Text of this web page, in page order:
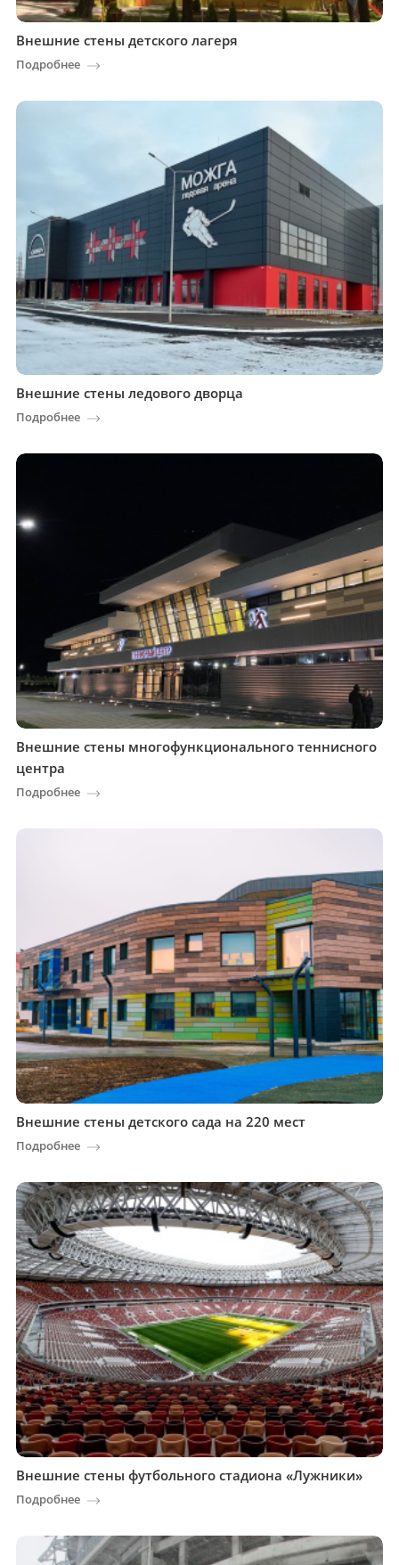
Внешние стены детского лагеря
Подробнее
Внешние стены ледового дворца
Подробнее
Внешние стены многофункционального теннисного
центра
Подробнее
Внешние стены детского сада на 220 мест
Подробнее
Внешние стены футбольного стадиона «Лужники»
Подробнее